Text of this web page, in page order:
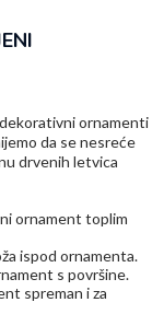
ornamenti
da se nesreće
drvenih letvica
ornament toplim
ispod ornamenta.
s površine.
spreman i za